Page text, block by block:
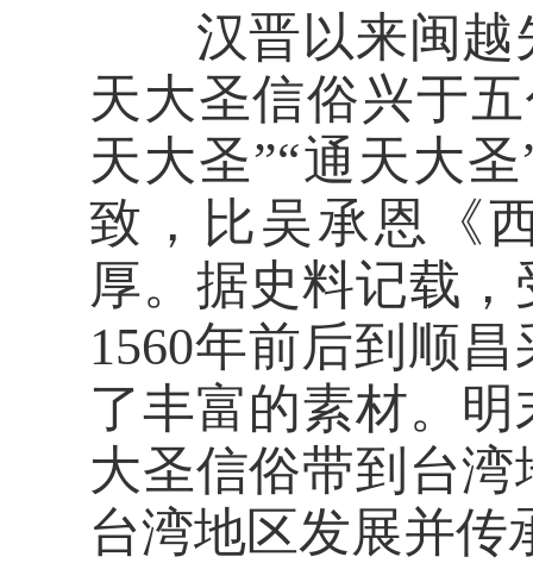
汉晋以来闽越
天大圣信俗兴于
天大圣”“通天大
致，比吴承恩《
厚。据史料记载
1560年前后到顺
了丰富的素材。
大圣信俗带到台
台湾地区发展并传